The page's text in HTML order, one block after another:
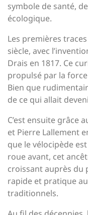
symbole de santé,
écologique.
Les premières
siècle, avec
Drais en 1817. Ce
propulsé par la
Bien que
de ce qui allait
C’est ensuite grâce
et Pierre Lallement
que le vélocipède
roue avant, cet
croissant auprès du
rapide et pratique
traditionnels.